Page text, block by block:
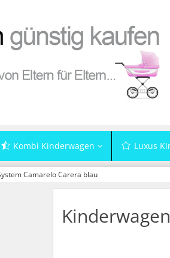
Kombi Kinderwagen Luxus
Camarelo Carera blau